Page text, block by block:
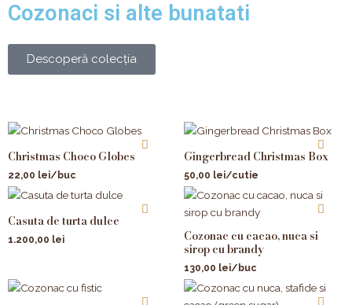
Cozonaci si alte bunatati
Descoperă colecția
Christmas Choco Globes
22,00 lei/buc
Gingerbread Christmas Box
50,00 lei/cutie
Casuta de turta dulce
1.200,00 lei
Cozonac cu cacao, nuca si
sirop cu brandy
130,00 lei/buc